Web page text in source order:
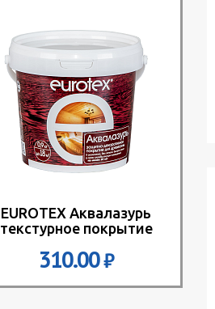
EUROTEX Аквалазурь
текстурное покрытие
310.00₽